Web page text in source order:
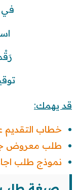
في
قد يهمك:
خطاب التقديم
طلب معروض
نموذج طلب